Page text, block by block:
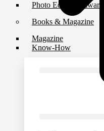
Photo Editor Software
Books & Magazine
Magazine
Know-How